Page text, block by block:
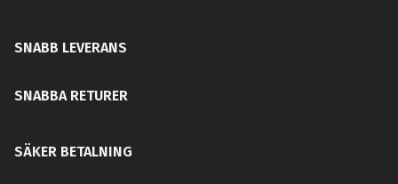
SNABB LEVERANS
SNABBA RETURER
SÄKER BETALNING